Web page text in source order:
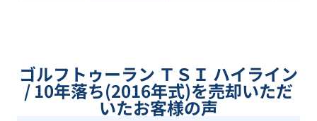
ゴルフトゥーラン ＴＳＩ ハイライン
/ 10年落ち(2016年式)を売却いただ
いたお客様の声